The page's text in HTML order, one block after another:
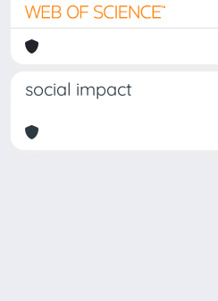
social impact